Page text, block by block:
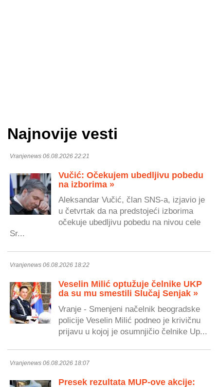
Najnovije vesti
Vranjenews 06.08.2026 22:21
Vučić: Očekujem ubedljivu pobedu
na izborima »
Aleksandar Vučić, član SNS-a, izjavio je
u četvrtak da na predstojeći izborima
očekuje ubedljivu pobedu na nivou cele
Sr...
Vranjenews 06.08.2026 18:22
Veselin Milić optužuje čelnike UKP
da su mu smestili Slučaj Senjak »
Vranje - Smenjeni načelnik beogradske
policije Veselin Milić podneo je krivičnu
prijavu u kojoj je osumnjičio čelnike Up...
Vranjenews 06.08.2026 18:07
Presek rezultata MUP-ove akcije: